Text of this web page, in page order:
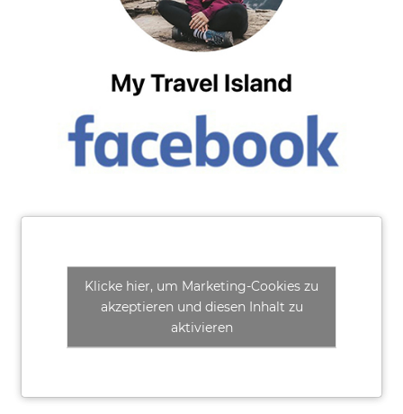
Klicke hier, um Marketing-Cookies zu
akzeptieren und diesen Inhalt zu
aktivieren